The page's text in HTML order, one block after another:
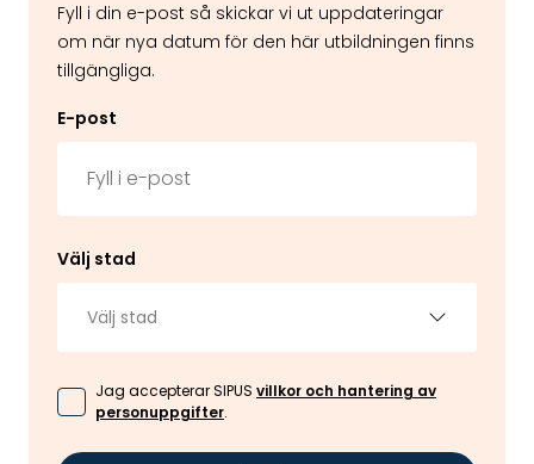
Fyll i din e-post så skickar vi ut uppdateringar
om när nya datum för den här utbildningen finns
tillgängliga.
E-post
Välj stad
Välj stad
Jag accepterar SIPUS villkor och hantering av
personuppgifter.